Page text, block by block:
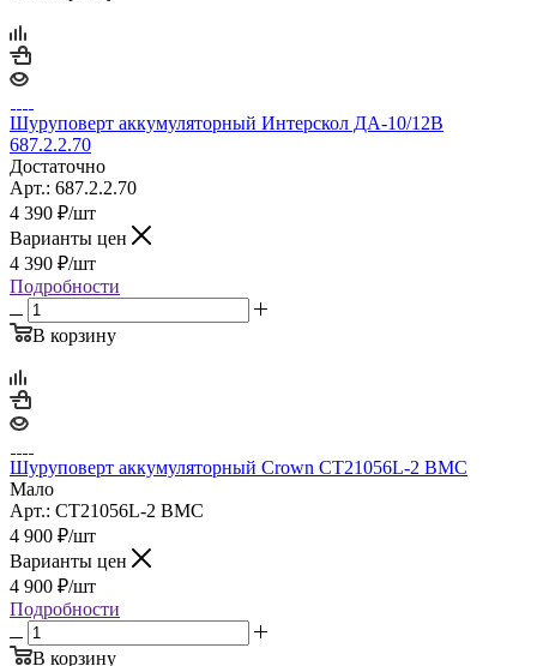
Шуруповерт аккумуляторный Интерскол ДА-10/12В
687.2.2.70
Достаточно
Арт.: 687.2.2.70
4 390 ₽/шт
Варианты цен
4 390 ₽/шт
Подробности
В корзину
Шуруповерт аккумуляторный Crown CT21056L-2 BMC
Мало
Арт.: CT21056L-2 BMC
4 900 ₽/шт
Варианты цен
4 900 ₽/шт
Подробности
В корзину